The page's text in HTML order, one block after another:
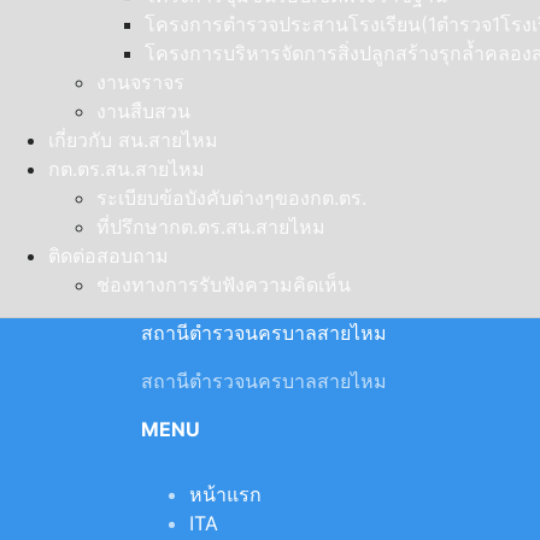
โครงการตำรวจประสานโรงเรียน(1ตำรวจ1โรง
โครงการบริหารจัดการสิ่งปลูกสร้างรุกล้ำคลอ
งานจราจร
งานสืบสวน
เกี่ยวกับ สน.สายไหม
กต.ตร.สน.สายไหม
ระเบียบข้อบังคับต่างๆของกต.ตร.
ที่ปรึกษากต.ตร.สน.สายไหม
ติดต่อสอบถาม
ช่องทางการรับฟังความคิดเห็น
สถานีตำรวจนครบาลสายไหม
สถานีตำรวจนครบาลสายไหม
MENU
หน้าแรก
ITA